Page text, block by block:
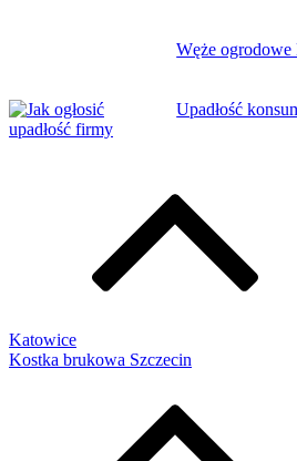
Węże
Upadłość
Katowice
Kostka brukowa Szczecin